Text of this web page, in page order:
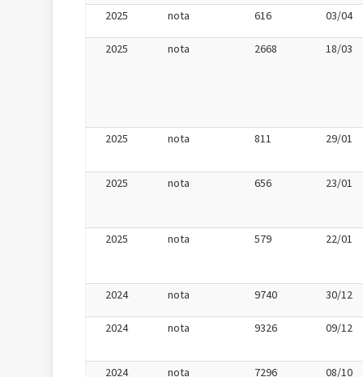
2025 nota 616 03/04
2025 nota 2668 18/03
2025 nota 811 29/01
2025 nota 656 23/01
2025 nota 579 22/01
2024 nota 9740 30/12
2024 nota 9326 09/12
2024 nota 7296 08/10